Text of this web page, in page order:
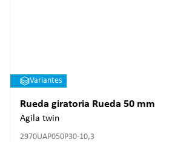
Variantes
Rueda giratoria Rueda 50 mm
Agila twin
2970UAP050P30-10,3